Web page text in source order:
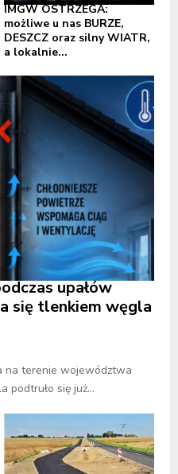
IMGW OSTRZEGA:
możliwe u nas BURZE,
DESZCZ oraz silny WIATR,
a lokalnie...
upałów
się tlenkiem węgla
na terenie województwa
podtruło się już...